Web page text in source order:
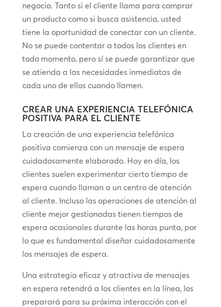
negocio. Tanto si el cliente llama para comprar
un producto como si busca asistencia, usted
tiene la oportunidad de conectar con un cliente.
No se puede contentar a todos los clientes en
todo momento, pero sí se puede garantizar que
se atienda a las necesidades inmediatas de
cada uno de ellos cuando llamen.
CREAR UNA EXPERIENCIA TELEFÓNICA
POSITIVA PARA EL CLIENTE
La creación de una experiencia telefónica
positiva comienza con un mensaje de espera
cuidadosamente elaborado. Hoy en día, los
clientes suelen experimentar cierto tiempo de
espera cuando llaman a un centro de atención
al cliente. Incluso las operaciones de atención al
cliente mejor gestionadas tienen tiempos de
espera ocasionales durante las horas punta, por
lo que es fundamental diseñar cuidadosamente
los mensajes de espera.
Una estrategia eficaz y atractiva de mensajes
en espera retendrá a los clientes en la línea, los
preparará para su próxima interacción con el